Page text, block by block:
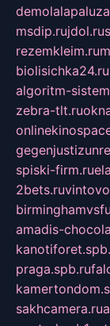
msdip.rujdol.ru
rezemkleim.ru
biolisichka24.ru
algoritm-
zebra-tlt.ru
spiski-firm.ru
2bets.ru
amadis-
praga.spb.ru
sakhcamera.ru